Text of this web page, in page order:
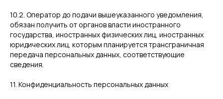
10.2. Оператор до подачи вышеуказанного уведомления,
обязан получить от органов власти иностранного
государства, иностранных физических лиц, иностранных
юридических лиц, которым планируется трансграничная
передача персональных данных, соответствующие
сведения.
11. Конфиденциальность персональных данных